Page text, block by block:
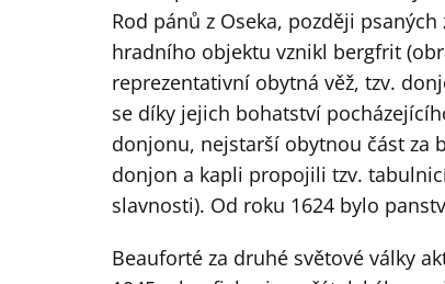
Rod pánů z Oseka, později
hradního objektu vznikl bergfrit
reprezentativní obytná věž, tzv.
se díky jejich bohatství
donjonu, nejstarší obytnou část za
donjon a kapli propojili tzv.
slavnosti). Od roku 1624 bylo
Beauforté za druhé světové války